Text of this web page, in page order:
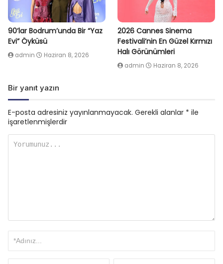
90’lar Bodrum’unda Bir “Yaz
Evi” Öyküsü
admin Haziran 8, 2026
2026 Cannes Sinema
Festivali’nin En Güzel Kırmızı
Halı Görünümleri
admin Haziran 8, 2026
Bir yanıt yazın
E-posta adresiniz yayınlanmayacak. Gerekli alanlar * ile
işaretlenmişlerdir